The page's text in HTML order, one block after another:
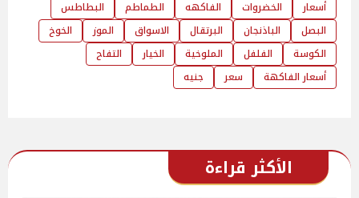
أسعار الخضروات الفاكهه الطماطم
البطاطس
البصل
الباذنجان البرتقال الاسواق الموز
الخوخ
الكوسة
الفلفل الملوخية الخيار
التفاح
أسعار الفاكهة
سعر جنيه
الأكثر قراءة